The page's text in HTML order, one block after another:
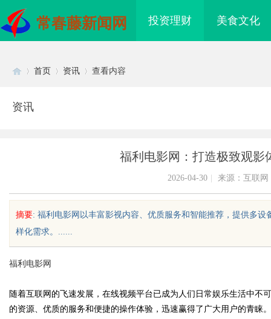
常春藤新闻网 投资理财 美食文化
首页 资讯 查看内容
资讯
福利电影网：打造极致观影
2026-04-30 来源：互联网
摘要: 福利电影网以丰富影视内容、优质服务和智能推荐，提供多
样化需求。......
福利电影网
随着互联网的飞速发展，在线视频平台已成为人们日常娱乐生活中不
的资源、优质的服务和便捷的操作体验，迅速赢得了广大用户的青睐。
质
靠谱